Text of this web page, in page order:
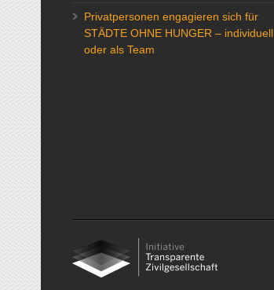
Privatpersonen engagieren sich für
STÄDTE OHNE HUNGER – individuell
oder als Team